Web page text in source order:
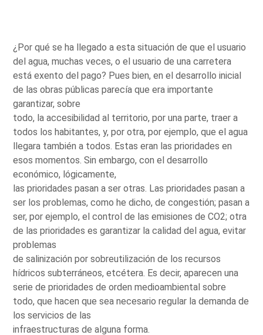
¿Por qué se ha llegado a esta situación de que el usuario
del agua, muchas veces, o el usuario de una carretera
está exento del pago? Pues bien, en el desarrollo inicial
de las obras públicas parecía que era importante
garantizar, sobre
todo, la accesibilidad al territorio, por una parte, traer a
todos los habitantes, y, por otra, por ejemplo, que el agua
llegara también a todos. Estas eran las prioridades en
esos momentos. Sin embargo, con el desarrollo
económico, lógicamente,
las prioridades pasan a ser otras. Las prioridades pasan a
ser los problemas, como he dicho, de congestión; pasan a
ser, por ejemplo, el control de las emisiones de CO2; otra
de las prioridades es garantizar la calidad del agua, evitar
problemas
de salinización por sobreutilización de los recursos
hídricos subterráneos, etcétera. Es decir, aparecen una
serie de prioridades de orden medioambiental sobre
todo, que hacen que sea necesario regular la demanda de
los servicios de las
infraestructuras de alguna forma.